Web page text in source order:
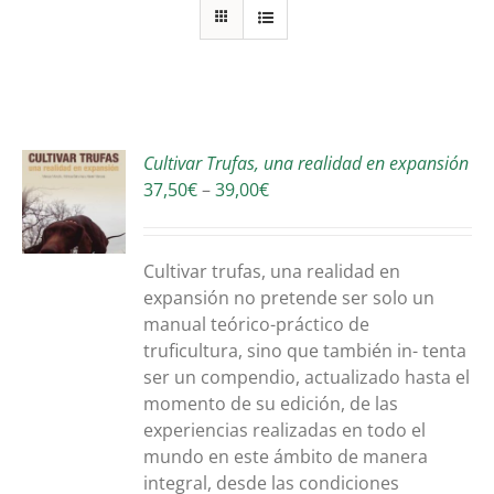
Cultivar Trufas, una realidad en expansión
37,50€–39,00€Interval
37,50€
a
39,00€
Cultivar trufas, una realidad en
expansión no pretende ser solo un
manual teórico-práctico de
truficultura, sino que también in- tenta
ser un compendio, actualizado hasta el
momento de su edición, de las
experiencias realizadas en todo el
mundo en este ámbito de manera
integral, desde las condiciones